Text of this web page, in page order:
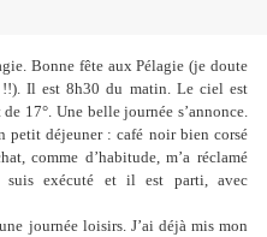
Bonne fête aux Pélagie (je doute
!!). Il est 8h30 du matin. Le ciel est
17°. Une belle journée s’annonce.
petit déjeuner : café noir bien corsé
comme d’habitude, m’a réclamé
suis exécuté et il est parti, avec
journée loisirs. J’ai déjà mis mon